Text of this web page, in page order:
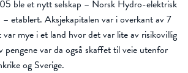
ble et nytt selskap – Norsk Hydro-elektrisk
etablert. Aksjekapitalen var i overkant av 7
mye i et land hvor det var lite av risikovillig
pengene var da også skaffet til veie utenfor
og Sverige.